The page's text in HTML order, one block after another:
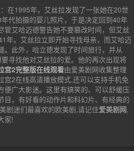
在1995年，艾丝拉发现了一张她在20世
代拍摄的婴儿照片，于是决定回到40年
管艾哈迈德警告她不要篡改时间，但艾丝
年。艾丝拉立即开始寻找母亲，而艾哈迈
。此外，哈立德发现了时间旅行，并从
寻找他对艾丝拉的爱。他的再次出现将
宫2完整版在线观看由爱美剧网收集整理
宫2在线高清播放模式,还可以支持手机免
便广大影迷。这里有搞笑的、可以舒缓压
目，有好看的动作片和科幻片、有经典的
剧迷们最喜欢的欧美剧,请记住爱美剧网,
家!